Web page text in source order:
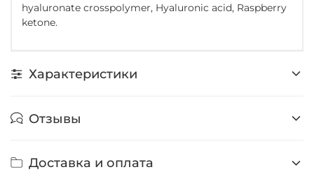
hyaluronate crosspolymer, Hyaluronic acid, Raspberry
ketone.
Характеристики
Отзывы
Доставка и оплата